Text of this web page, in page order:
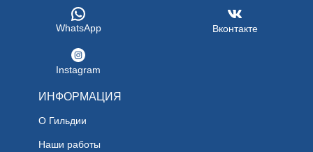
WhatsApp Вконтакте
Instagram
ИНФОРМАЦИЯ
О Гильдии
Наши работы